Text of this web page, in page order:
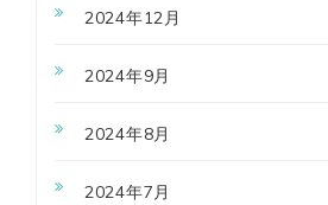
2024年12月
2024年9月
2024年8月
2024年7月